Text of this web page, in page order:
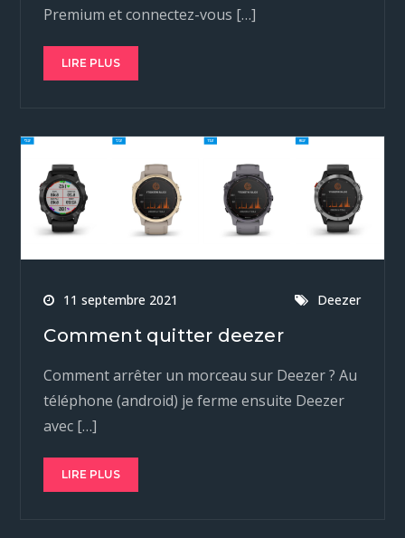
Premium et connectez-vous […]
LIRE PLUS
11 septembre 2021 Deezer
Comment quitter deezer
Comment arrêter un morceau sur Deezer ? Au
téléphone (android) je ferme ensuite Deezer
avec […]
LIRE PLUS